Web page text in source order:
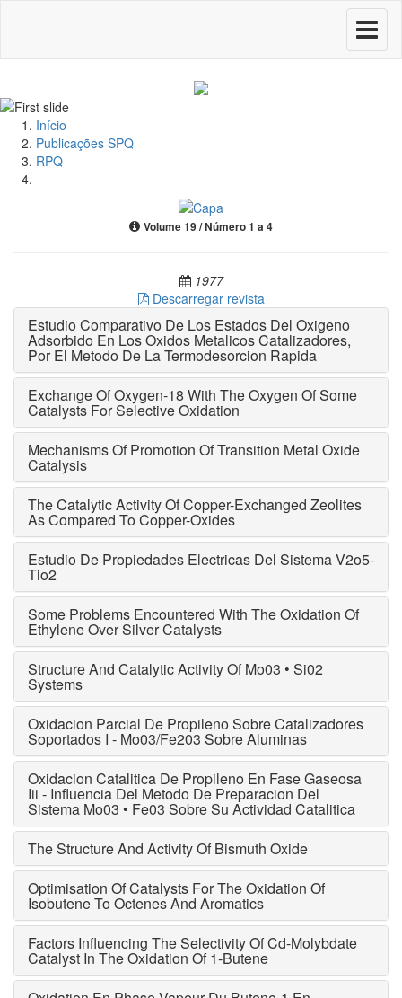
Toggle
Início
Publicações SPQ
RPQ
Volume 19 / Número 1 a 4
1977
Descarregar revista
Estudio Comparativo De Los Estados Del Oxigeno
Adsorbido En Los Oxidos Metalicos Catalizadores,
Por El Metodo De La Termodesorcion Rapida
Exchange Of Oxygen-18 With The Oxygen Of Some
Catalysts For Selective Oxidation
Mechanisms Of Promotion Of Transition Metal Oxide
Catalysis
The Catalytic Activity Of Copper-Exchanged Zeolites
As Compared To Copper-Oxides
Estudio De Propiedades Electricas Del Sistema V2o5-
Tio2
Some Problems Encountered With The Oxidation Of
Ethylene Over Silver Catalysts
Structure And Catalytic Activity Of Mo03 • Si02
Systems
Oxidacion Parcial De Propileno Sobre Catalizadores
Soportados I - Mo03/Fe203 Sobre Aluminas
Oxidacion Catalitica De Propileno En Fase Gaseosa
Iii - Influencia Del Metodo De Preparacion Del
Sistema Mo03 • Fe03 Sobre Su Actividad Catalitica
The Structure And Activity Of Bismuth Oxide
Optimisation Of Catalysts For The Oxidation Of
Isobutene To Octenes And Aromatics
Factors Influencing The Selectivity Of Cd-Molybdate
Catalyst In The Oxidation Of 1-Butene